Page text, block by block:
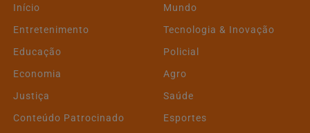
Início
Mundo
Entretenimento
Tecnologia & Inovação
Educação
Policial
Economia
Agro
Justiça
Saúde
Conteúdo Patrocinado
Esportes